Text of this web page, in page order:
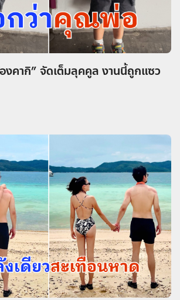
งคากิ” จัดเต็มลุคคูล งานนี้ถูกแซว